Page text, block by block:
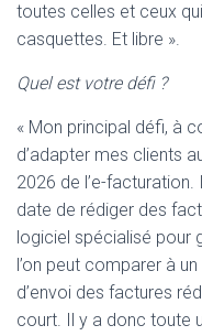
toutes celles et ceux
casquettes. Et libre ».
Quel est votre défi ?
« Mon principal défi, à
d’adapter mes clients
2026 de l’e-
date de rédiger des
logiciel spécialisé pour
l’on peut comparer à
d’envoi des factures
court. Il y a donc toute